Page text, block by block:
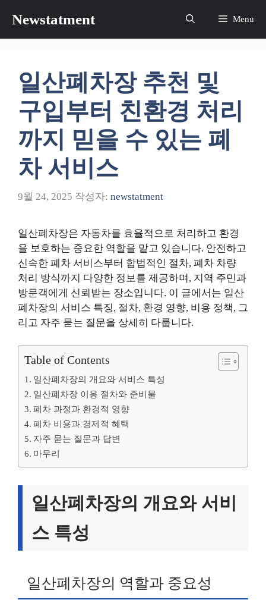
츠
Newstatment Menu
일산폐차장 추천 및
구입부터 친환경 처리
까지 믿을 수 있는 폐
차 서비스
9월 24, 2025 작성자: newstatment
일산폐차장은 자동차를 효율적으로 처리하고 환경
을 보호하는 중요한 역할을 맡고 있습니다. 안전하고
신속한 폐차 서비스부터 합법적인 절차, 폐차 차량
처리 방식까지 다양한 정보를 제공하며, 지역 주민과
방문객에게 신뢰받는 장소입니다. 이 글에서는 일산
폐차장의 서비스 특징, 절차, 환경 영향, 비용 정책, 그
리고 자주 묻는 질문을 상세히 다룹니다.
Table of Contents
일산폐차장의 개요와 서비스 특성
일산폐차장 이용 절차와 준비물
폐차 과정과 환경적 영향
폐차 비용과 경제적 혜택
자주 묻는 질문과 답변
마무리
일산폐차장의 개요와 서비
스 특성
일산폐차장의 역할과 중요성